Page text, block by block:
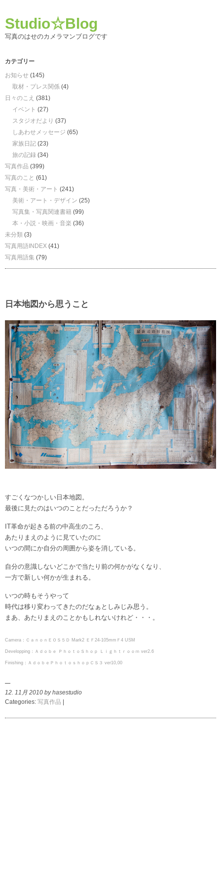
Studio☆Blog
写真のはせのカメラマンブログです
カテゴリー
お知らせ (145)
取材・プレス関係 (4)
日々のこえ (381)
イベント (27)
スタジオだより (37)
しあわせメッセージ (65)
家族日記 (23)
旅の記録 (34)
写真作品 (399)
写真のこと (61)
写真・美術・アート (241)
美術・アート・デザイン (25)
写真集・写真関連書籍 (99)
本・小説・映画・音楽 (36)
未分類 (3)
写真用語INDEX (41)
写真用語集 (79)
日本地図から思うこと
すごくなつかしい日本地図。
最後に見たのはいつのことだっただろうか？
IT革命が起きる前の中高生のころ、
あたりまえのように見ていたのに
いつの間にか自分の周囲から姿を消している。
自分の意識しないどこかで当たり前の何かがなくなり、
一方で新しい何かが生まれる。
いつの時もそうやって
時代は移り変わってきたのだなぁとしみじみ思う。
まあ、あたりまえのことかもしれないけれど・・・。
Camera：ＣａｎｏｎＥＯＳ５Ｄ Mark2 ＥＦ24-105mmＦ4 USM
Developping：Ａｄｏｂｅ ＰｈｏｔｏＳｈｏｐ Ｌｉｇｈｔｒｏｏｍ ver2.6
Finishing：ＡｄｏｂｅＰｈｏｔｏｓｈｏｐＣＳ３ ver10,00
12. 11月 2010 by hasestudio
Categories: 写真作品